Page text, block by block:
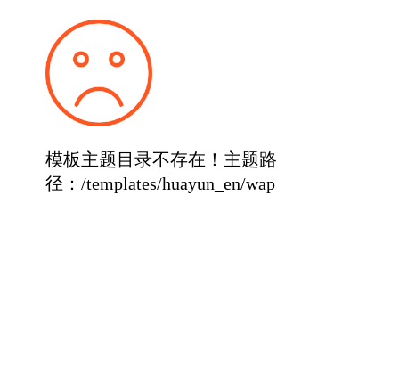
模板主题目录不存在！主题路
径：/templates/huayun_en/wap